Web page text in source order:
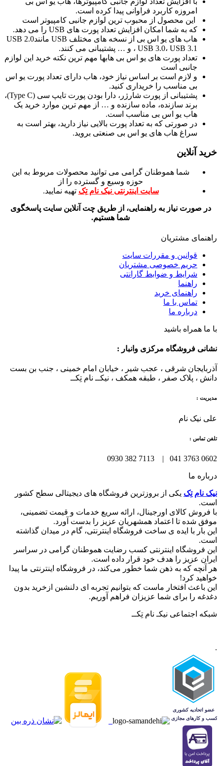
امروزه کاربرد فراوانی پیدا کرده است.
این محصول از محبوب ترین لوازم جانبی کامپیوتر است
که به شما امکان افزایش تعداد پورت های USB را می دهد.
هاب های یو اس بی از نسخه های مختلف USB مانندUSB 2.0
، USB 3.0، USB 3.1 و … پشتیبانی می کنند.
تعداد پورت های یو اس بی هابها مهم ترین نکته خرید این لوازم
جانبی است
و لازم است بر اساس نیاز خود، هاب دارای تعداد پورت یو اس
بی مناسب را خریداری کنید.
پشتیبانی از پورت شارژر، دارا بودن پورت تایپ سی (Type C)،
برند سازنده، ماده سازنده و … از مهم ترین موارد خرید یک
هاب یو اس بی مناسب است.
در صورتی که به تعداد پورت بالایی نیاز دارید، بهتر است به
سراغ هاب های یو اس بی صنعتی بروید.
خرید آنلاین
شما هموطنان گرامی می توانید محصولات مربوط به این
حوزه وسیع و گسترده را از
سایت اینترنتی نیک نام تِک تهیه نمایید.
در صورت نیاز به راهنمایی، از طریق چت آنلاین سایت پاسخگوی
شما هستیم.
راهنمای مشتریان
قوانین و مقررات سایت
حریم خصوصی مشتریان
شرایط و ضوابط گارانتی
راهنما
راهنمای خرید
تماس با ما
درباره ما
با ما همراه باشید
نشانی فروشگاه مرکزی وانبار :
آذربایجان شرقی ، عجب شیر ، خیابان امام خمینی ، جنب بن بست
دانش ، پلاک صفر ، طبقه همکف ، نیکــ نام تِکــ
مدیریت :
علی نیک نام
تلفن تماس :
0602 3763 041 | 7113 382 0930
درباره ما
نیک نام تِک یکی از بروزترین فروشگاه های دیجیتالی سطح کشور
است.
با فروش کالای اورجینال، ارائه سریع خدمات و قیمت تضمینی،
موفق شده تا اعتماد همشهریان عزیز را بدست آورد.
این بار با ایده ی ساخت فروشگاه اینترنتی، گام در میدان گذاشته
است.
این فروشگاه اینترنتی کسب رضایت هموطنان گرامی در سراسر
ایران عزیز را هدف خود قرار داده است.
هر آنچه که به ذهن شما خطور می‌کند، در فروشگاه اینترنتی ما پیدا
خواهید کرد!
این باعث افتخار ماست که بتوانیم تجربه ای دلنشین ازخرید بدون
دغدغه را برای شما عزیزان فراهم آوریم.
شبکه‌ اجتماعی نیکـ نام تِکــ
.